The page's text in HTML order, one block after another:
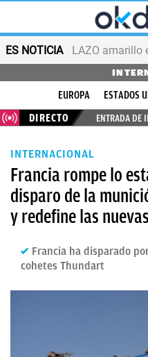
ES NOTICIA LAZO amarillo
EUROPA ESTADOS
DIRECTO
ENTRADA DE
INTERNACIONAL
Francia rompe lo
disparo de la
y redefine las
Francia ha disparado
cohetes Thundart